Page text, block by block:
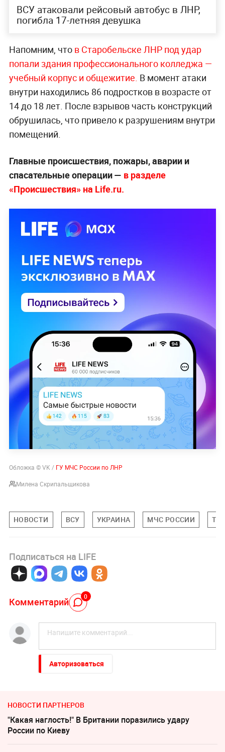
ВСУ атаковали рейсовый автобус в ЛНР,
погибла 17-летняя девушка
Напомним, что в Старобельске ЛНР под удар
попали здания профессионального колледжа —
учебный корпус и общежитие. В момент атаки
внутри находились 86 подростков в возрасте от
14 до 18 лет. После взрывов часть конструкций
обрушилась, что привело к разрушениям внутри
помещений.
Главные происшествия, пожары, аварии и
спасательные операции — в разделе
«Происшествия» на Life.ru.
Обложка © VK /ГУ МЧС России по ЛНР
Милена Скрипальщикова
НОВОСТИ ВСУ УКРАИНА МЧС РОССИИ
Подписаться на LIFE
Комментарий 0
Авторизоваться
НОВОСТИ ПАРТНЕРОВ
"Какая наглость!" В Британии поразились удару
России по Киеву